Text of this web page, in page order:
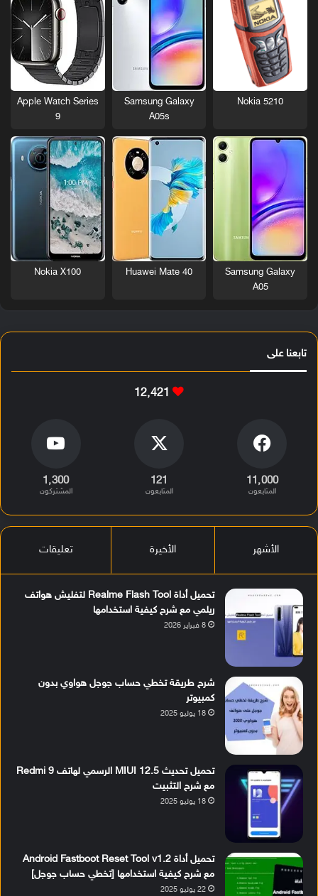
Nokia 5210
Samsung Galaxy
A05s
Apple Watch Series
9
Samsung Galaxy
A05
Huawei Mate 40
Nokia X100
تابعنا على
12٬421
11٬000
المتابعون
121
المتابعون
1٬300
المشتركون
الأشهر الأخيرة تعليقات
تحميل أداة Realme Flash Tool لتفليش هواتف
ريلمي مع شرح كيفية استخدامها
8 فبراير 2026
شرح طريقة تخطي حساب جوجل هواوي بدون
كمبيوتر
18 يوليو 2025
تحميل تحديث MIUI 12.5 الرسمي لهاتف Redmi 9
مع شرح التثبيت
18 يوليو 2025
تحميل أداة Android Fastboot Reset Tool v1.2
مع شرح كيفية استخدامها [تخطي حساب جوجل]
22 يوليو 2025